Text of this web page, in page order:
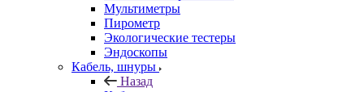
Мультиметры
Пирометр
Экологические тестеры
Эндоскопы
Кабель, шнуры
Назад